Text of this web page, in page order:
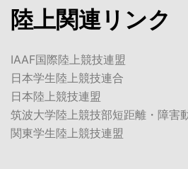
陸上関連リンク
IAAF国際陸上競技連盟
日本学生陸上競技連合
日本陸上競技連盟
筑波大学陸上競技部短距離・障害
関東学生陸上競技連盟